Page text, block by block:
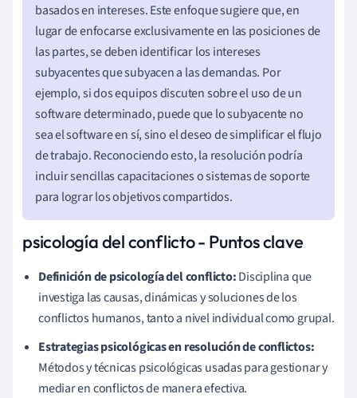
basados en intereses. Este enfoque sugiere que, en
lugar de enfocarse exclusivamente en las posiciones de
las partes, se deben identificar los intereses
subyacentes que subyacen a las demandas. Por
ejemplo, si dos equipos discuten sobre el uso de un
software determinado, puede que lo subyacente no
sea el software en sí, sino el deseo de simplificar el flujo
de trabajo. Reconociendo esto, la resolución podría
incluir sencillas capacitaciones o sistemas de soporte
para lograr los objetivos compartidos.
psicología del conflicto - Puntos clave
Definición de psicología del conflicto:Disciplina que
investiga las causas, dinámicas y soluciones de los
conflictos humanos, tanto a nivel individual como grupal.
Estrategias psicológicas en resolución de conflictos:
Métodos y técnicas psicológicas usadas para gestionar y
mediar en conflictos de manera efectiva.